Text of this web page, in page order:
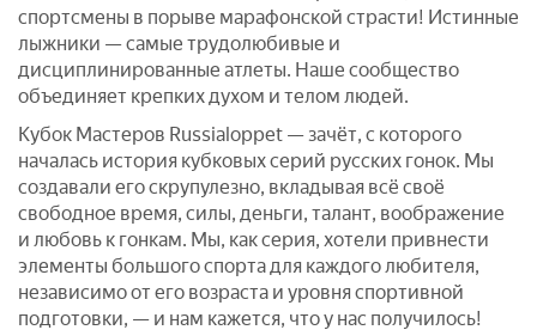
спортсмены в порыве марафонской страсти! Истинные
лыжники — самые трудолюбивые и
дисциплинированные атлеты. Наше сообщество
объединяет крепких духом и телом людей.
Кубок Мастеров Russialoppet — зачёт, с которого
началась история кубковых серий русских гонок. Мы
создавали его скрупулезно, вкладывая всё своё
свободное время, силы, деньги, талант, воображение
и любовь к гонкам. Мы, как серия, хотели привнести
элементы большого спорта для каждого любителя,
независимо от его возраста и уровня спортивной
подготовки, — и нам кажется, что у нас получилось!